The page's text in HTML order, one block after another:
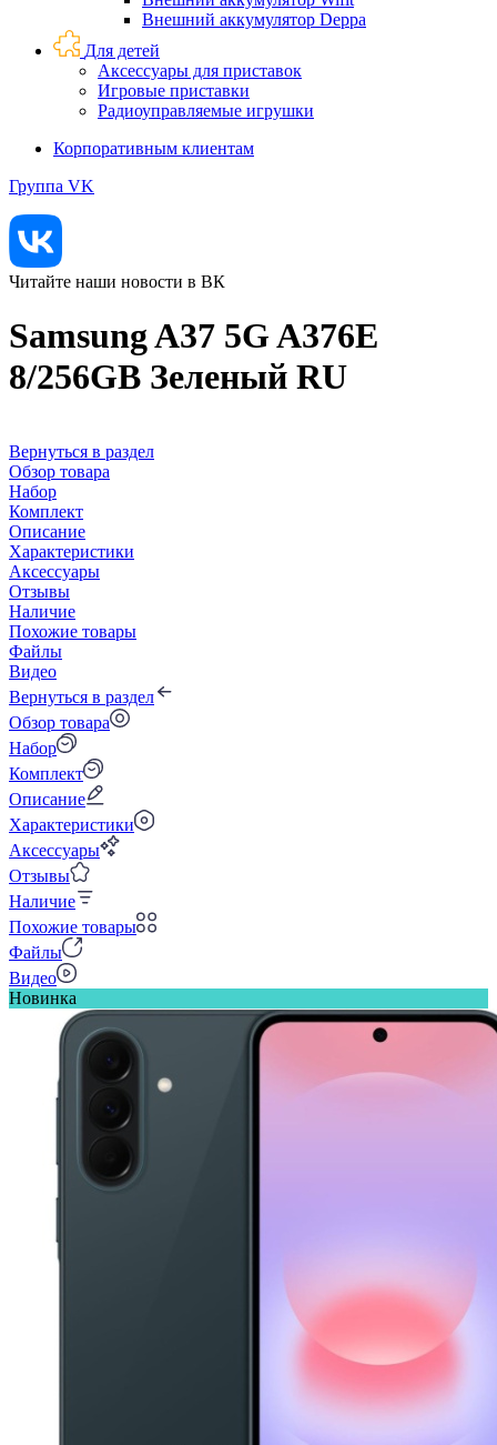
Внешний аккумулятор Deppa
Для детей
Аксессуары для приставок
Игровые приставки
Радиоуправляемые игрушки
Корпоративным клиентам
Группа VK
Читайте наши новости в ВК
Samsung A37 5G A376E
8/256GB Зеленый RU
Вернуться в раздел
Обзор товара
Набор
Комплект
Описание
Характеристики
Аксессуары
Отзывы
Наличие
Похожие товары
Файлы
Видео
Вернуться в раздел
Обзор товара
Набор
Комплект
Описание
Характеристики
Аксессуары
Отзывы
Наличие
Похожие товары
Файлы
Видео
Новинка